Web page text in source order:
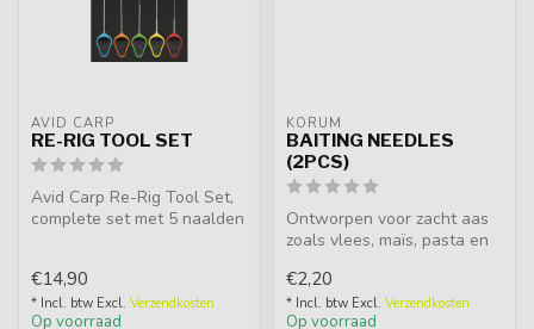
AVID CARP
RE-RIG TOOL SET
Avid Carp Re-Rig Tool Set,
complete set met 5 naalden
€14,90
* Incl. btw Excl. Verzendkosten
Op voorraad
KORUM
BAITING NEEDLES
(2PCS)
Ontworpen voor zacht aas
zoals vlees, maïs, pasta en
naa...
€2,20
* Incl. btw Excl. Verzendkosten
Op voorraad